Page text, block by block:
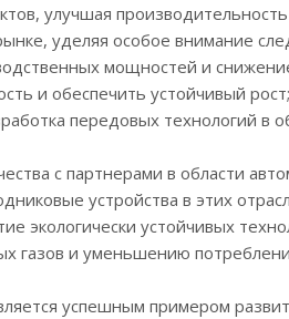
улучшая
уделяя особое внимание
мощностей и
и обеспечить устойчивый рост;
передовых технологий в
с партнерами в области
устройства в этих
экологически устойчивых
газов и уменьшению
успешным примером